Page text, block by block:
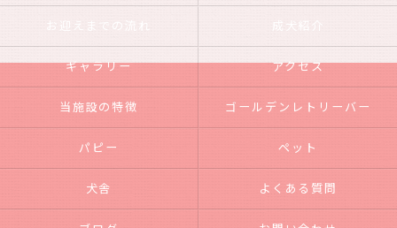
お迎えまでの流れ 成犬紹介
ギャラリー アクセス
当施設の特徴 ゴールデンレトリーバー
パピー ペット
犬舎 よくある質問